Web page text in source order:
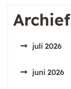
Archief
juli 2026
juni 2026